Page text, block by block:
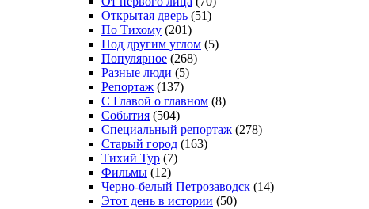
Открытая дверь (51)
По Тихому (201)
Под другим углом (5)
Популярное (268)
Разные люди (5)
Репортаж (137)
С Главой о главном (8)
События (504)
Специальный репортаж (278)
Старый город (163)
Тихий Тур (7)
Фильмы (12)
Черно-белый Петрозаводск (14)
Этот день в истории (50)